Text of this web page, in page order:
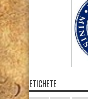
ETICHETE